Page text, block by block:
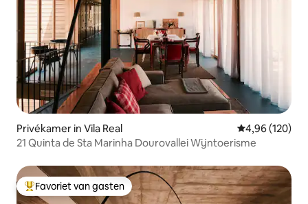
Privékamer in Vila Real Gemiddelde
4,96 (120)
21 Quinta de Sta Marinha Dourovallei Wijntoerisme
Topfavoriet van gasten
Favoriet van gasten